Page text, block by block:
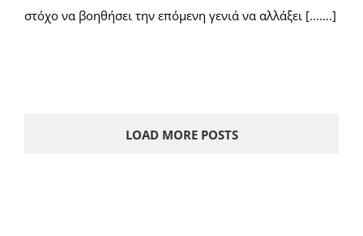
στόχο να βοηθήσει την επόμενη γενιά να αλλάξει [.......]
LOAD MORE POSTS